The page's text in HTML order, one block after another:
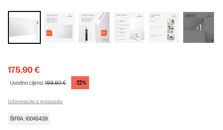
+1
175,90 €
Uvodna cijena:199,90 € -12%
Informacije o proizvodu
ŠIFRA: 10045439